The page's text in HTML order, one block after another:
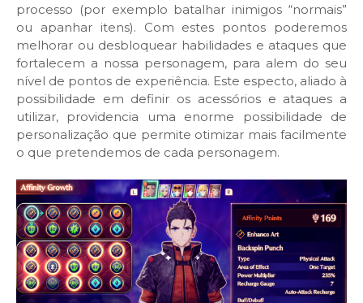
processo (por exemplo batalhar inimigos “normais”
ou apanhar itens). Com estes pontos poderemos
melhorar ou desbloquear habilidades e ataques que
fortalecem a nossa personagem, para alem do seu
nível de pontos de experiência. Este especto, aliado à
possibilidade em definir os acessórios e ataques a
utilizar, providencia uma enorme possibilidade de
personalização que permite otimizar mais facilmente
o que pretendemos de cada personagem.